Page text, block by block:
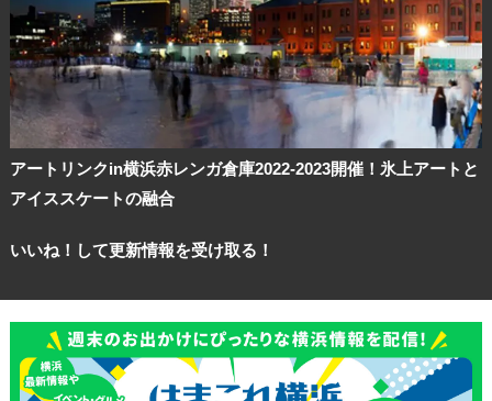
アートリンクin横浜赤レンガ倉庫2022-2023開催！氷上アートと
アイススケートの融合
いいね！して更新情報を受け取る！